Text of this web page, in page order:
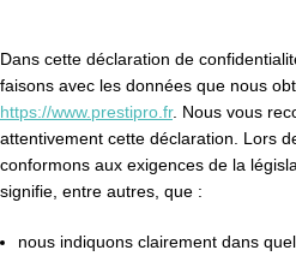
Dans cette déclaration de
faisons avec les données que nous
https://www.prestipro.fr. Nous vous
attentivement cette déclaration. Lors
conformons aux exigences de la
signifie, entre autres, que :
nous indiquons clairement dans